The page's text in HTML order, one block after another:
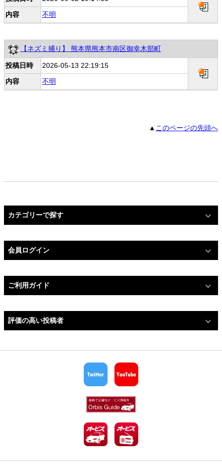
内容
不明
【ネズミ捕り】 熊本県熊本市南区御幸木部町
投稿日時
2026-05-13 22:19:15
内容
不明
▲ このページの先頭へ
カテゴリーで探す
会員ログイン
ご利用ガイド
評価の高い投稿者